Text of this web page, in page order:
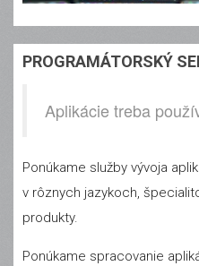
PROGRAMÁTORSKÝ
Aplikácie treba
Ponúkame služby vývoja
v rôznych jazykoch,
produkty.
Ponúkame spracovanie